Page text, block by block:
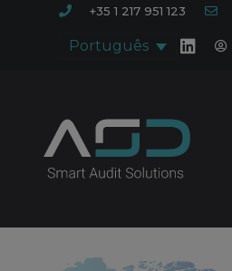
+35 1 217 951 123
Português